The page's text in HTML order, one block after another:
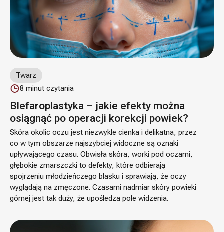
Twarz
8 minut czytania
Blefaroplastyka – jakie efekty można
osiągnąć po operacji korekcji powiek?
Skóra okolic oczu jest niezwykle cienka i delikatna, przez
co w tym obszarze najszybciej widoczne są oznaki
upływającego czasu. Obwisła skóra, worki pod oczami,
głębokie zmarszczki to defekty, które odbierają
spojrzeniu młodzieńczego blasku i sprawiają, że oczy
wyglądają na zmęczone. Czasami nadmiar skóry powieki
górnej jest tak duży, że upośledza pole widzenia.